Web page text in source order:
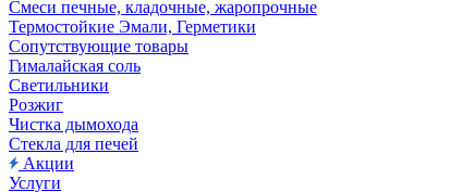
Смеси печные, кладочные, жаропрочные
Термостойкие Эмали, Герметики
Сопутствующие товары
Гималайская соль
Светильники
Розжиг
Чистка дымохода
Стекла для печей
Акции
Услуги